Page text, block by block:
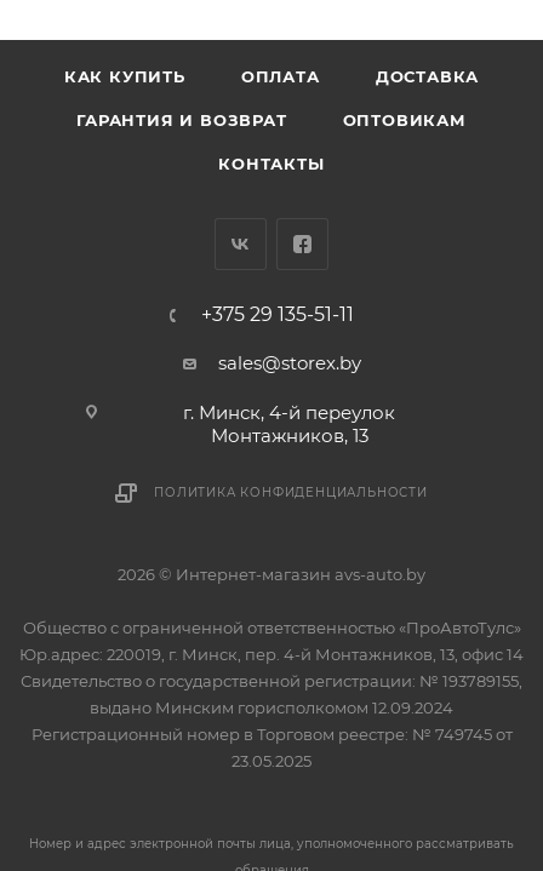
КАК КУПИТЬ ОПЛАТА ДОСТАВКА
ГАРАНТИЯ И ВОЗВРАТ ОПТОВИКАМ
КОНТАКТЫ
+375 29 135-51-11
sales@storex.by
г. Минск, 4-й переулок
Монтажников, 13
ПОЛИТИКА КОНФИДЕНЦИАЛЬНОСТИ
2026 © Интернет-магазин avs-auto.by
Общество с ограниченной ответственностью «ПроАвтоТулс»
Юр.адрес: 220019, г. Минск, пер. 4-й Монтажников, 13, офис 14
Свидетельство о государственной регистрации: № 193789155,
выдано Минским горисполкомом 12.09.2024
Регистрационный номер в Торговом реестре: № 749745 от
23.05.2025
Номер и адрес электронной почты лица, уполномоченного рассматривать